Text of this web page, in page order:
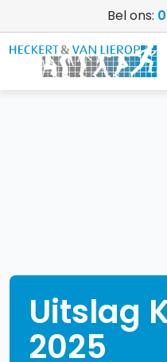
Bel ons:
Uitslag
2025